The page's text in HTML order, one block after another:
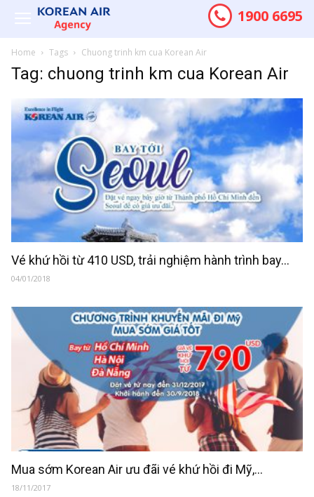
1900 6695
Home Tags Chuong trinh km cua Korean Air
Tag: chuong trinh km cua Korean Air
Vé khứ hồi từ 410 USD, trải nghiệm hành trình bay...
04/01/2018
Mua sớm Korean Air ưu đãi vé khứ hồi đi Mỹ,...
18/11/2017